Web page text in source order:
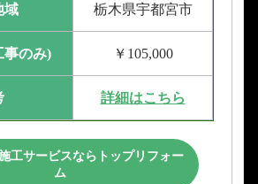
域 栃木県宇都宮市
事のみ) ￥105,000
詳細はこちら
工サービスならトップリフォー
ム